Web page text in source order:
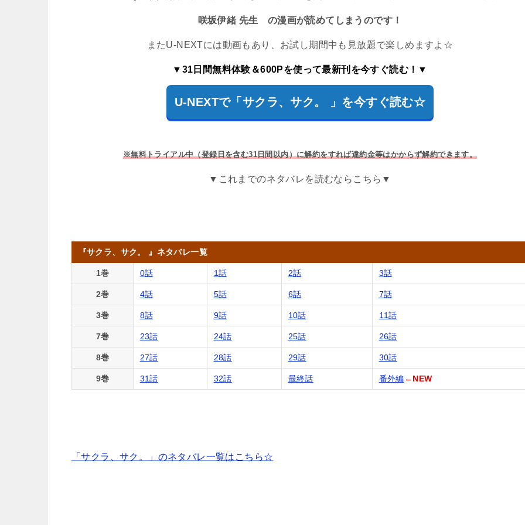
咲坂伊緒 先生 の漫画が読めてしまうのです！
またU-NEXTには動画もあり、お試し期間中も見放題で楽しめますよ☆
▼31日間無料体験＆600Pを使って最新刊を今すぐ読む！▼
U-NEXTで「サクラ、サク。 」を今すぐ読む☆
※無料トライアル中（登録日を含む31日間以内）に解約をすれば違約金等はかからず解約できます。
▼これまでのネタバレを読むならこちら▼
『サクラ、サク。 』ネタバレ一覧
1巻 0話 1話 2話 3話
2巻 4話 5話 6話 7話
3巻 8話 9話 10話 11話
7巻 23話 24話 25話 26話
8巻 27話 28話 29話 30話
9巻 31話 32話 最終話 番外編 ←NEW
「サクラ、サク。」のネタバレ一覧はこちら☆